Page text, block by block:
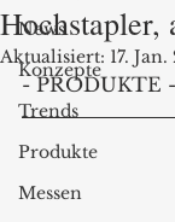
News
Konzepte
Trends
Produkte
Messen
Hochstapler,
Aktualisiert: 17.
- PRODUKTE -